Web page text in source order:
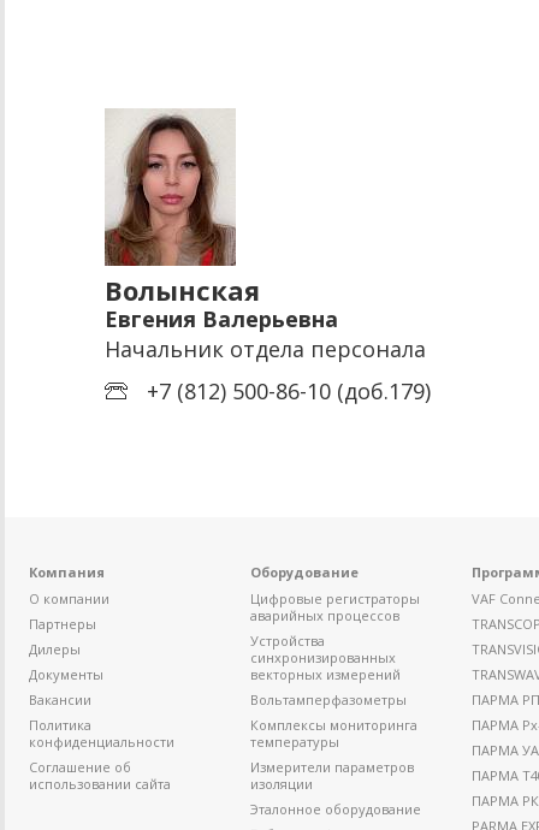
Волынская
Евгения Валерьевна
Начальник отдела персонала
+7 (812) 500-86-10 (доб.179)
Компания
О компании
Партнеры
Дилеры
Документы
Вакансии
Политика
конфиденциальности
Соглашение об
использовании сайта
Оборудование
Цифровые регистраторы
аварийных процессов
Устройства
синхронизированных
векторных измерений
Вольтамперфазометры
Комплексы мониторинга
температуры
Измерители параметров
изоляции
Эталонное оборудование
VAF
ПАРМА
ПАРМА
ПАРМА
ПАРМА
ПАРМА
PARMA